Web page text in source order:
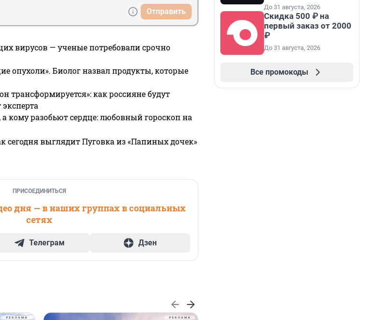
Отправить
вирусов — ученые потребовали срочно
опухоли». Биолог назвал продукты, которые
трансформируется»: как россияне будут
кому разобьют сердце: любовный гороскоп на
сегодня выглядит Пуговка из «Папиных дочек»
ПРИСОЕДИНИТЬСЯ
дня — в наших группах в социальных
сетях
Телеграм Дзен
До 31 августа, 2026
Скидка 500 ₽ на
первый заказ от 2000
₽
До 31 августа, 2026
Все промокоды